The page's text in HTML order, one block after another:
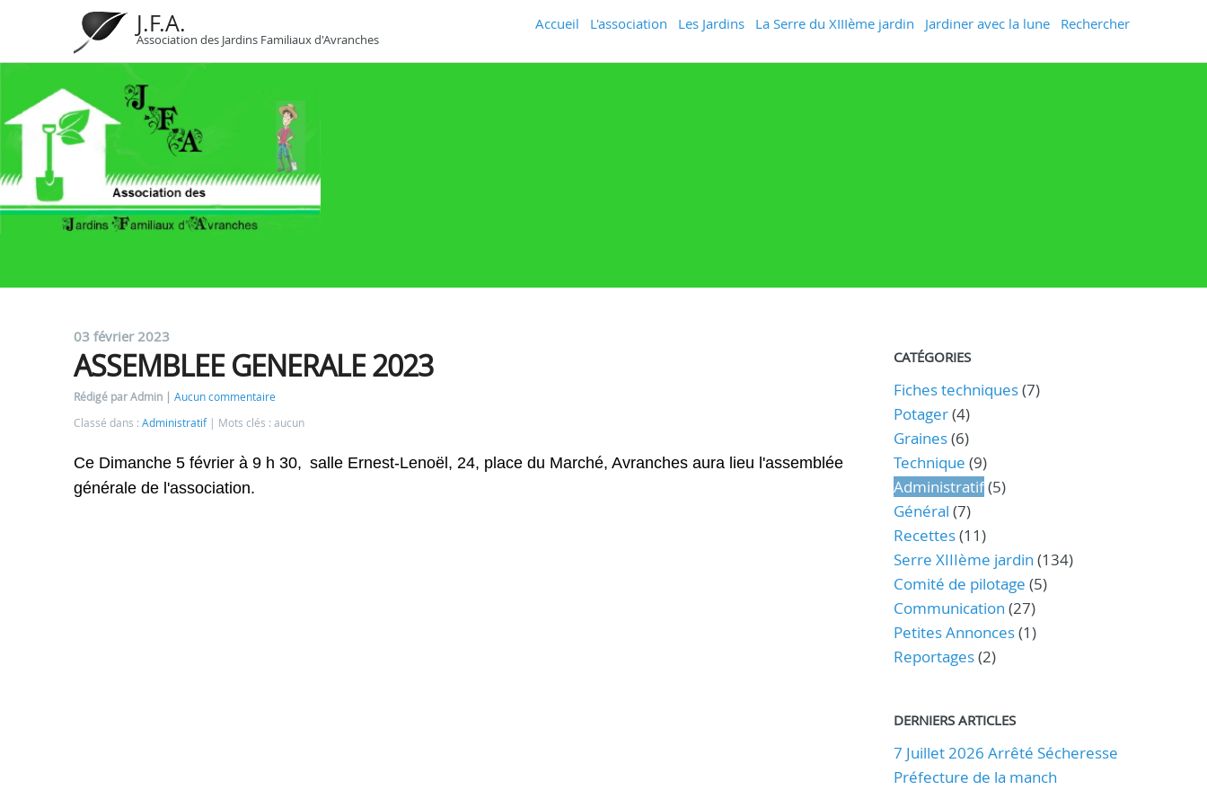
J.F.A.
Association des Jardins Familiaux d'Avranches
Accueil L'association Les Jardins La Serre du XIIIème jardin Jardiner avec la lune Rechercher
03 février 2023
ASSEMBLEE GENERALE 2023
Rédigé par Admin
Aucun commentaire
Classé dans : Administratif Mots clés : aucun
Ce Dimanche 5 février à 9 h 30, salle Ernest-Lenoël, 24, place du Marché, Avranches aura lieu l'assemblée
générale de l'association.
CATÉGORIES
Fiches techniques(7)
Potager(4)
Graines(6)
Technique (9)
Administratif(5)
Général (7)
Recettes(11)
Serre XIIIème jardin (134)
Comité de pilotage (5)
Communication (27)
Petites Annonces(1)
Reportages(2)
DERNIERS ARTICLES
7 Juillet 2026 Arrêté Sécheresse
Préfecture de la manch